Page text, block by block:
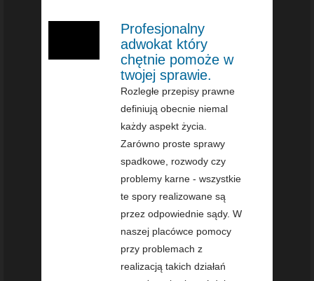
Profesjonalny
adwokat który
chętnie pomoże w
twojej sprawie.
Rozległe przepisy prawne
definiują obecnie niemal
każdy aspekt życia.
Zarówno proste sprawy
spadkowe, rozwody czy
problemy karne - wszystkie
te spory realizowane są
przez odpowiednie sądy. W
naszej placówce pomocy
przy problemach z
realizacją takich działań